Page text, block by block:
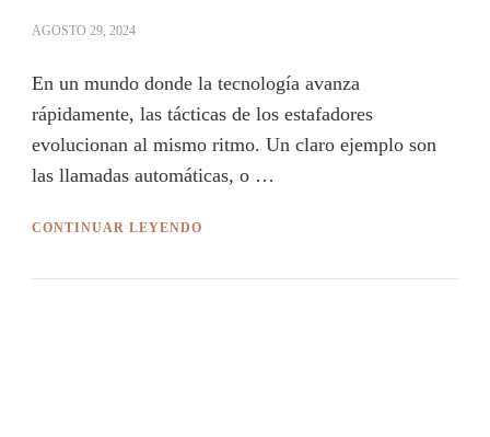
AGOSTO 29, 2024
En un mundo donde la tecnología avanza
rápidamente, las tácticas de los estafadores
evolucionan al mismo ritmo. Un claro ejemplo son
las llamadas automáticas, o …
CONTINUAR LEYENDO